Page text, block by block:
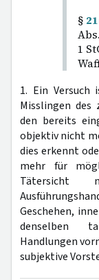
§
1
1. Ein Versuch
Misslingen
den bereits
objektiv nicht
dies erkennt
mehr für
Tätersicht
Geschehen,
denselben
Handlungen
subjektive